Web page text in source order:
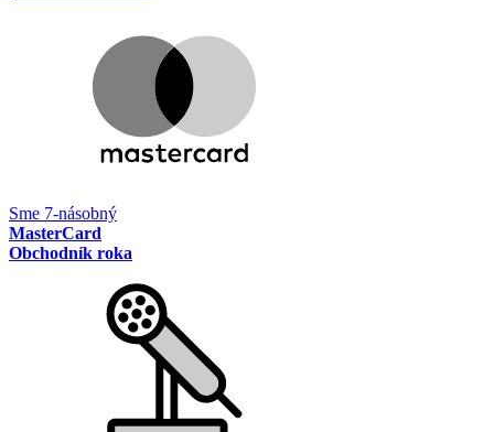
Sme 7-násobný
MasterCard
Obchodník roka